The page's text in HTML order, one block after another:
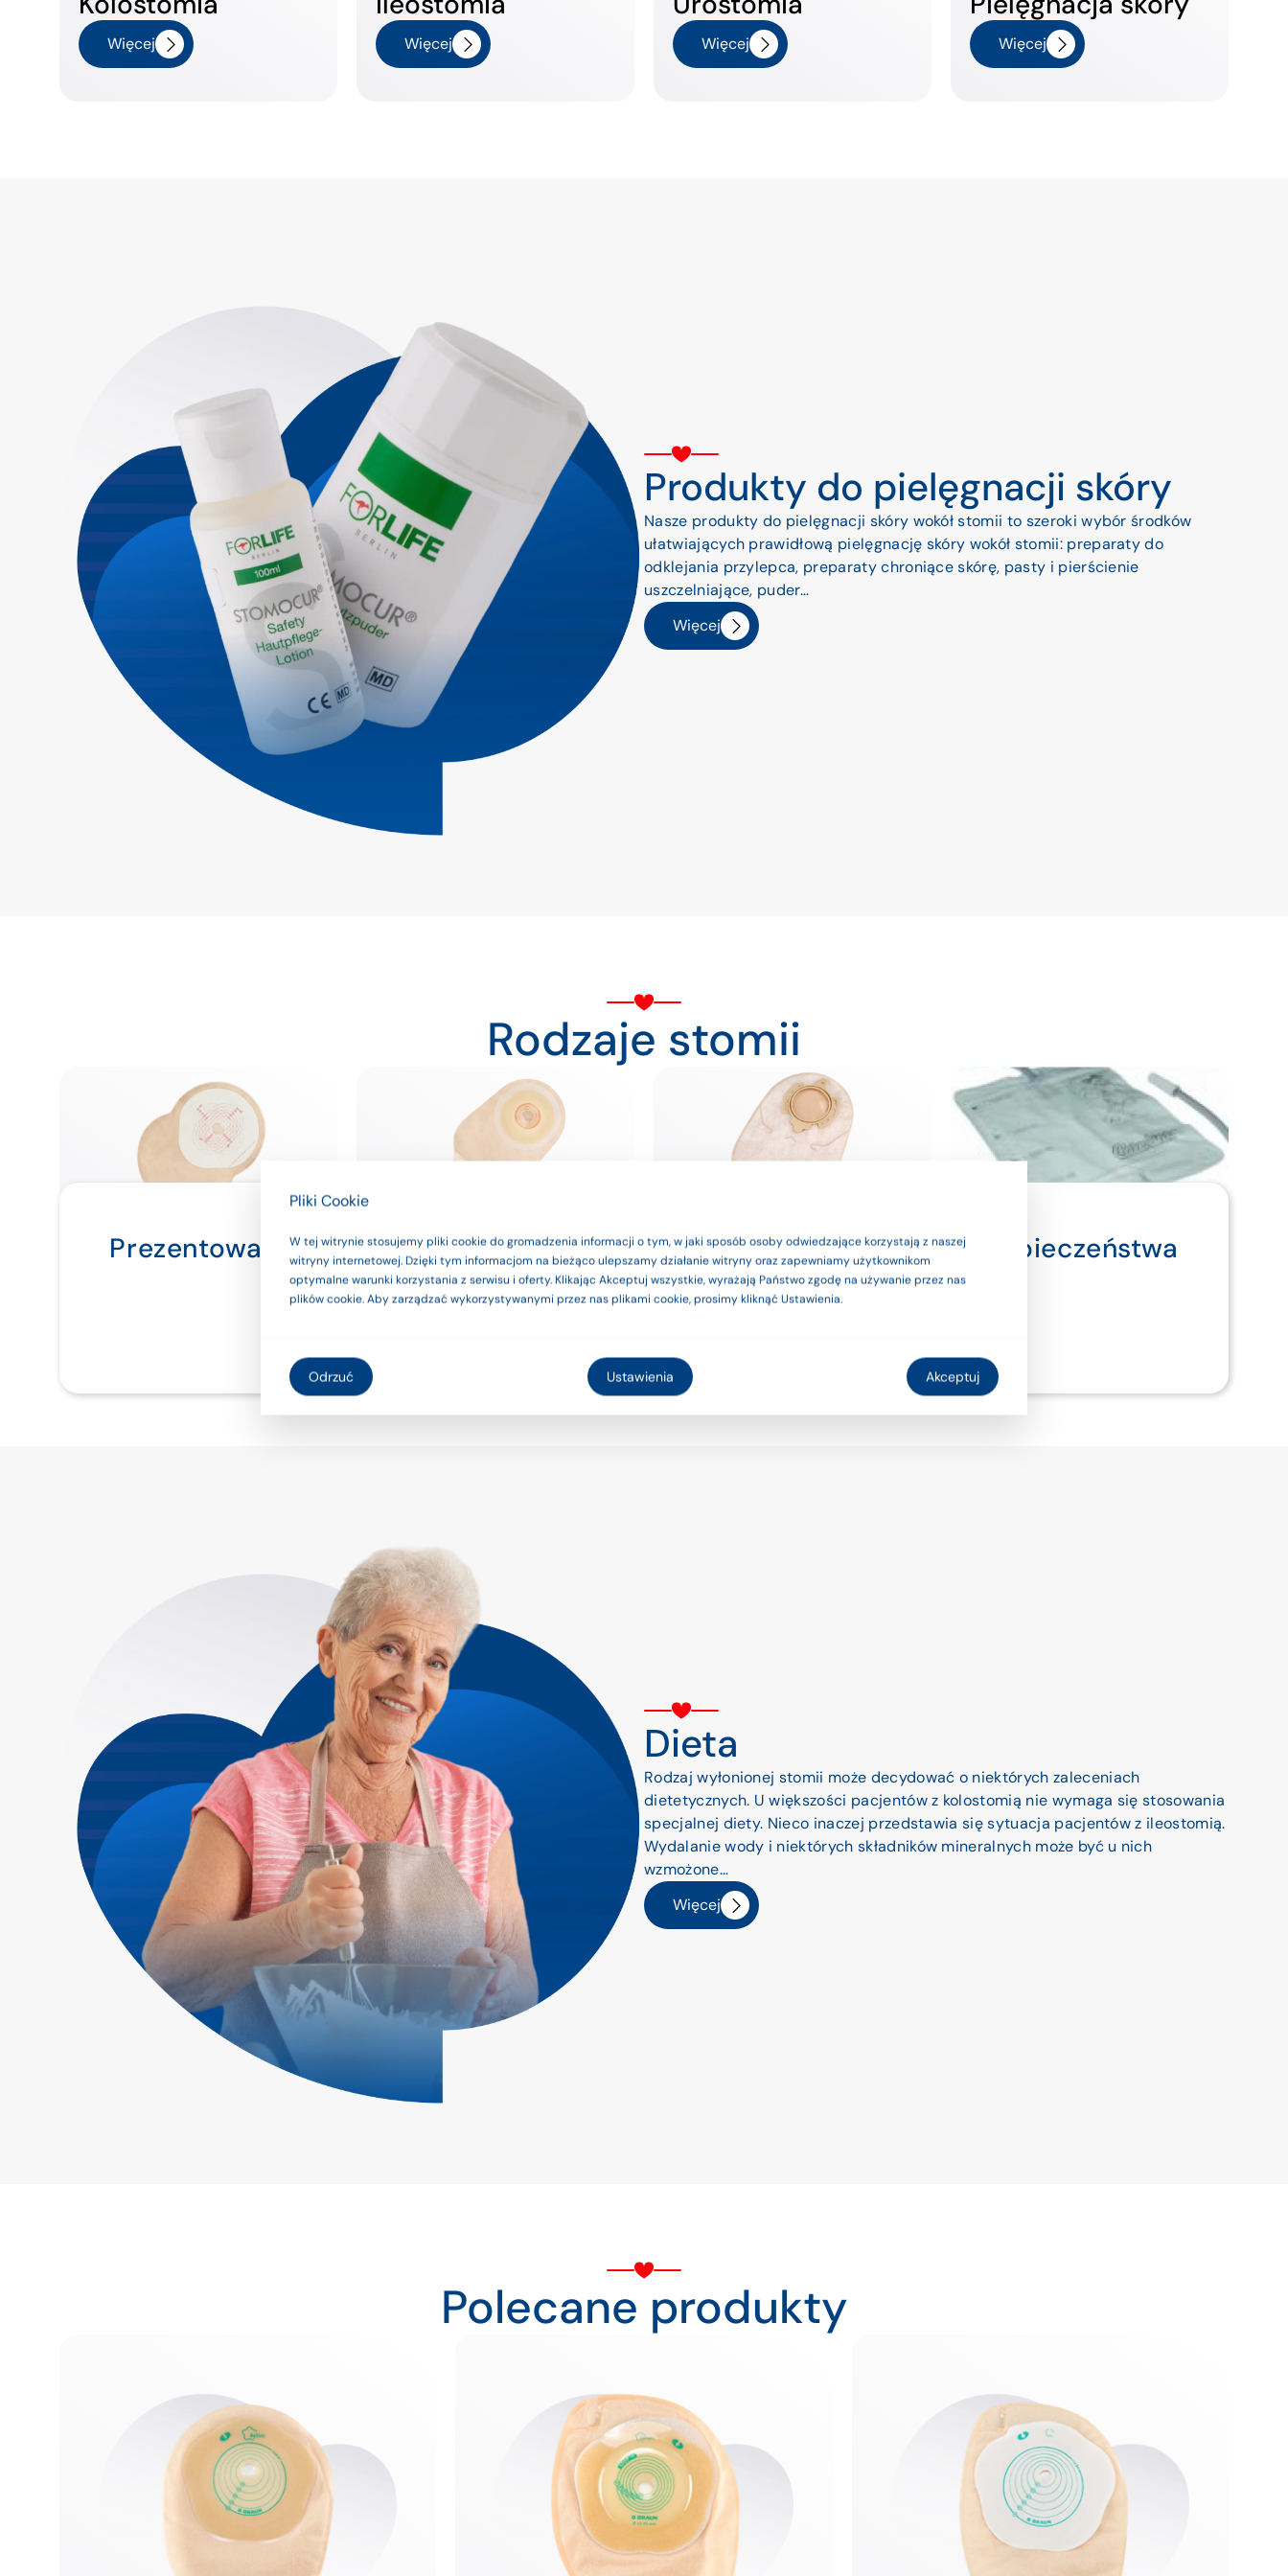
Więcej Więcej Więcej Więcej
Produkty do pielęgnacji skóry
Nasze produkty do pielęgnacji skóry wokół stomii to szeroki wybór środków
ułatwiających prawidłową pielęgnację skóry wokół stomii: preparaty do
odklejania przylepca, preparaty chroniące skórę, pasty i pierścienie
uszczelniające, puder…
Więcej
Rodzaje stomii
Ileostomia
Więcej
Urostomia
Więcej
Dieta
Rodzaj wyłonionej stomii może decydować o niektórych zaleceniach
dietetycznych. U większości pacjentów z kolostomią nie wymaga się stosowania
specjalnej diety. Nieco inaczej przedstawia się sytuacja pacjentów z ileostomią.
Wydalanie wody i niektórych składników mineralnych może być u nich
wzmożone…
Więcej
Polecane produkty
Prezentowane na stronie produkty są wyrobami medycznymi. Dla bezpieczeństwa
używaj ich zgodnie z instrukcją użytkowania lub etykietą.
Pliki Cookie
W tej witrynie stosujemy pliki cookie do gromadzenia informacji o tym, w jaki sposób osoby odwiedzające korzystają z naszej
witryny internetowej. Dzięki tym informacjom na bieżąco ulepszamy działanie witryny oraz zapewniamy użytkownikom
optymalne warunki korzystania z serwisu i oferty. Klikając Akceptuj wszystkie, wyrażają Państwo zgodę na używanie przez nas
plików cookie. Aby zarządzać wykorzystywanymi przez nas plikami cookie, prosimy kliknąć Ustawienia.
Odrzuć Ustawienia Akceptuj